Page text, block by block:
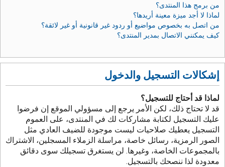
من برمج هذا المنتدى؟
لماذا لا أجد ميزة معينة أريدها؟
من اتصل به بخصوص مواضيع أو ردود غير قانونية أو غير لائقة؟
كيف يمكنني الاتصال بمدير المنتدى؟
إشكالات التسجيل والدخول
لماذا قد أحتاج للتسجيل؟
قد لا تحتاج ذلك، لكن الأمر يرجع إلى مسؤولي الموقع إن فرضوا
عليك التسجيل لكتابة مشاركات لك في المنتدى، على العموم
التسجيل يعطيك صلاحيات ليست موجودة للضيف العادي مثل
الصور الرمزية، رسائل خاصة، مراسلة الزملاء المسجلين، الاشتراك
بالمجموعات الخاصة، وغيرها. لن يستغرق تسجيلك سوى دقائق
معدودة لذا ننصحك بالتسجيل.